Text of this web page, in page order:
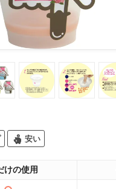
安い
けの使用